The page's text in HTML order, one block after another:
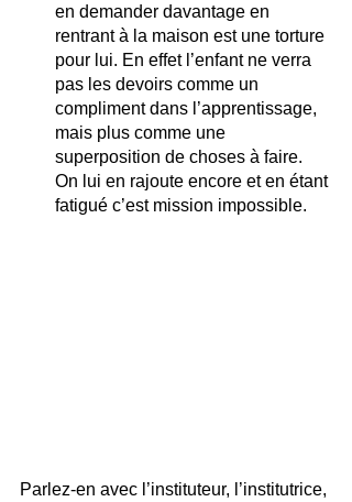
en demander davantage en
rentrant à la maison est une torture
pour lui. En effet l’enfant ne verra
pas les devoirs comme un
compliment dans l’apprentissage,
mais plus comme une
superposition de choses à faire.
On lui en rajoute encore et en étant
fatigué c’est mission impossible.
Parlez-en avec l’instituteur, l’institutrice,